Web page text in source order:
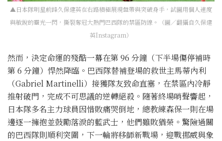
▲日本隊明星前鋒久保建英在右路積極展現盤帶與突破身手，試圖用個人速度
與敏銳的靈光一閃，撕裂奪冠大熱門巴西隊的禁區防線。（圖／翻攝自久保建
英Instagram）
然而，決定命運的殘酷一幕在第 96 分鐘（下半場傷停補時
第 6 分鐘）悍然降臨。巴西隊替補登場的救世主馬蒂內利
（Gabriel Martinelli）接獲隊友致命直塞，在禁區內冷靜
推射破門，完成不可思議的逆轉絕殺。隨著終場哨聲響起，
日本隊多名主力球員因惜敗痛哭倒地，總教練森保一則在場
邊逐一擁抱並鼓勵落淚的藍武士，他們雖敗猶榮。驚險過關
的巴西隊則順利突圍，下一輪將移師新戰場，迎戰挪威與象